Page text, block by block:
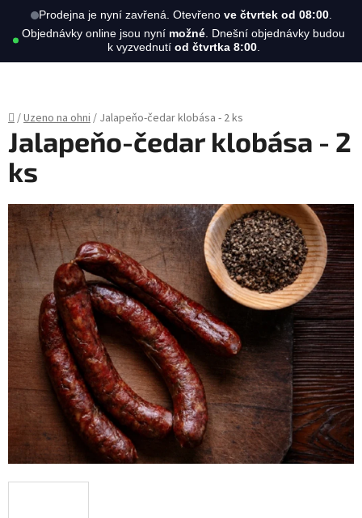
Prodejna je nyní zavřená. Otevřeno ve čtvrtek od 08:00.
Objednávky online jsou nyní možné . Dnešní objednávky budou
k vyzvednutí od čtvrtka 8:00.
Hledat
KOŠÍK
Domů
/Uzeno na ohni/ Jalapeňo-čedar klobása - 2 ks
Jalapeňo-čedar klobása - 2
ks